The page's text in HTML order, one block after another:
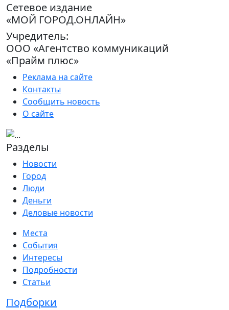
Сетевое издание
«МОЙ ГОРОД.ОНЛАЙН»
Учредитель:
ООО «Агентство коммуникаций
«Прайм плюс»
Реклама на сайте
Контакты
Сообщить новость
О сайте
Разделы
Новости
Город
Люди
Деньги
Деловые новости
Места
События
Интересы
Подробности
Статьи
Подборки